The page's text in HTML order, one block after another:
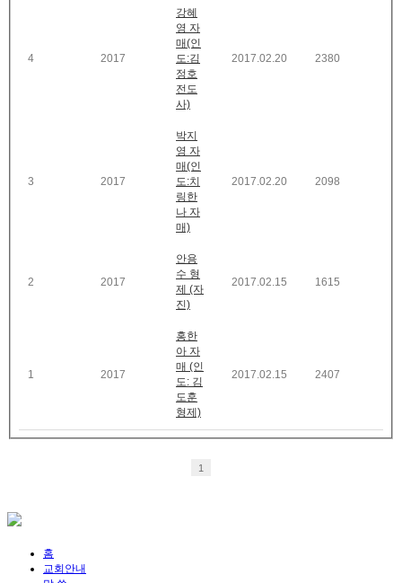
4 2017
강혜
영 자
매(인
도:김
정호
전도
사)
2017.02.20 2380
3 2017
박지
영 자
매(인
도:치
링한
나 자
매)
2017.02.20 2098
2 2017
안용
수 형
제 (자
진)
2017.02.15 1615
1 2017
홍한
아 자
매 (인
도: 김
도훈
형제)
2017.02.15 2407
1
홈
교회안내